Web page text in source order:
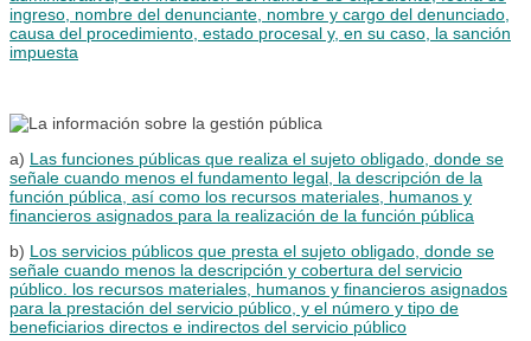
ingreso, nombre del denunciante, nombre y cargo del denunciado,
causa del procedimiento, estado procesal y, en su caso, la sanción
impuesta
a) Las funciones públicas que realiza el sujeto obligado, donde se
señale cuando menos el fundamento legal, la descripción de la
función pública, así como los recursos materiales, humanos y
financieros asignados para la realización de la función pública
b) Los servicios públicos que presta el sujeto obligado, donde se
señale cuando menos la descripción y cobertura del servicio
público. los recursos materiales, humanos y financieros asignados
para la prestación del servicio público, y el número y tipo de
beneficiarios directos e indirectos del servicio público